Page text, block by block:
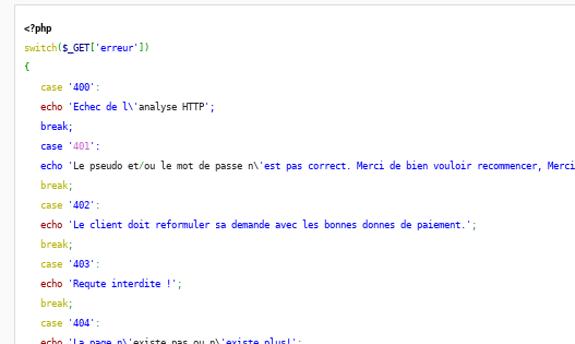
<?php
switch($_GET[ 'erreur' ] )
{
case
'400' :
echo
'Echec de l\'analyse HTTP';
break;
case '401 ':
echo ' Le pseudo et/ou le mot de passe n\ 'est pas correct. Merci de bien vouloir recommencer,
break;
case
'402' :
echo
'Le client doit reformuler sa demande avec les bonnes donnes de paiement.' ;
break;
case
'403' :
echo
'Requte interdite !' ;
break;
case
'404' :